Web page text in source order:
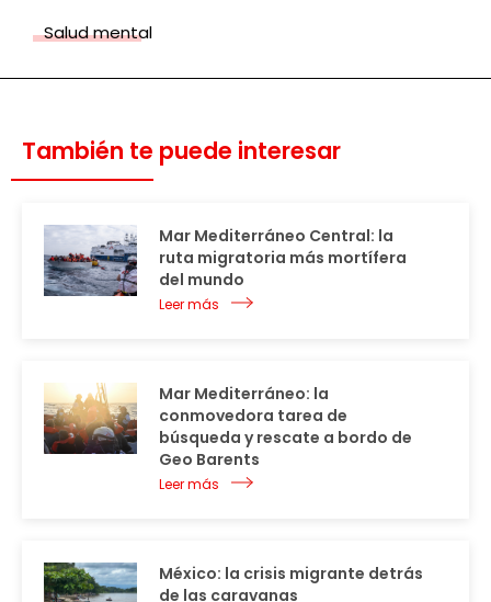
Salud mental
También te puede interesar
Mar Mediterráneo Central: la
ruta migratoria más mortífera
del mundo
Leer más
Mar Mediterráneo: la
conmovedora tarea de
búsqueda y rescate a bordo de
Geo Barents
Leer más
México: la crisis migrante detrás
de las caravanas